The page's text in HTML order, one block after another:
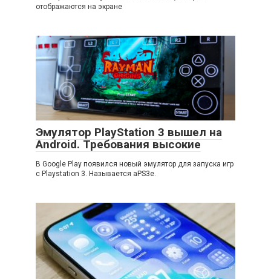
отображаются на экране
Эмулятор PlayStation 3 вышел на
Android. Требования высокие
В Google Play появился новый эмулятор для запуска игр
с Playstation 3. Называется aPS3e.